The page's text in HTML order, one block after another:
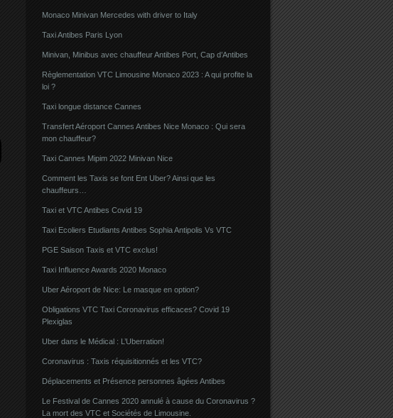
Monaco Minivan Mercedes with driver to Italy
Taxi Antibes Paris Lyon
Minivan, Minibus avec chauffeur Antibes Port, Cap d’Antibes
Règlementation VTC Limousine Monaco 2023 : A qui profite la
loi ?
Taxi longue distance Cannes
Transfert Aéroport Cannes Antibes Nice Monaco : Qui sera
mon chauffeur?
Taxi Cannes Mipim 2022 Minivan Nice
Comment les Taxis se font Ent Uber? Ainsi que les
chauffeurs…
Taxi et VTC Antibes Covid 19
Taxi Ecoliers Etudiants Antibes Sophia Antipolis Vs VTC
PGE Saison Taxis et VTC exclus!
Taxi Influence Awards 2020 Monaco
Uber Aéroport de Nice: Le masque en option?
Obligations VTC Taxi Coronavirus efficaces? Covid 19
Plexiglas
Uber dans le Médical : L’Uberration!
Coronavirus : Taxis réquisitionnés et les VTC?
Déplacements et Présence personnes âgées Antibes
Le Festival de Cannes 2020 annulé à cause du Coronavirus ?
La mort des VTC et Sociétés de Limousine.